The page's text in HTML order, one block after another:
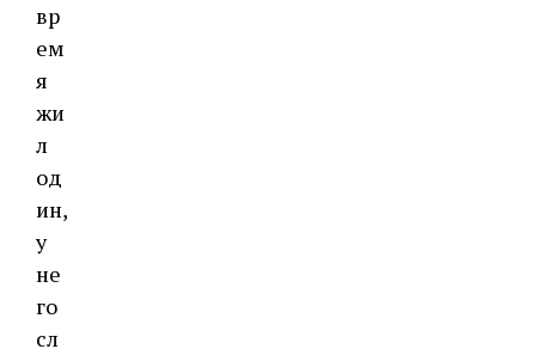
вр
ем
я
жи
л
од
ин,
у
не
го
сл